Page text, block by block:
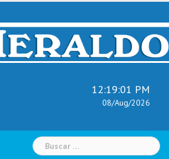
12:19:02 PM
08/Aug/2026
Buscar: